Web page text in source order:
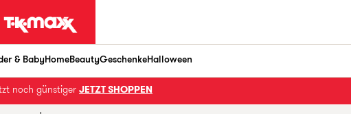
& BabyHomeBeautyGeschenkeHalloween
noch günstiger JETZT SHOPPEN